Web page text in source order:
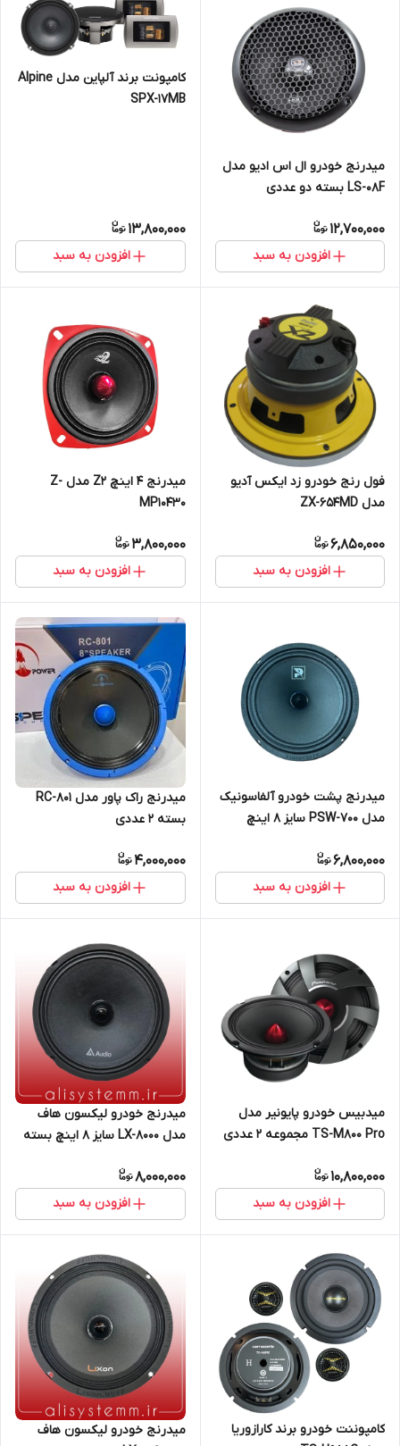
میدرنج خودرو ال اس ادیو مدل
LS-08F بسته دو عددی
12,700,000
افزودن به سبد
کامپونت برند آلپاین مدل Alpine
SPX-17MB
13,800,000
افزودن به سبد
فول رنج خودرو زد ایکس آدیو
مدل ZX-654MD
6,850,000
افزودن به سبد
میدرنج 4 اینچ Z2 مدل Z-
MP10430
3,800,000
افزودن به سبد
میدرنج پشت خودرو آلفاسونیک
مدل PSW-700 سایز 8 اینچ
6,800,000
افزودن به سبد
میدرنج راک پاور مدل RC-801
بسته 2 عددی
4,000,000
افزودن به سبد
میدبیس خودرو پایونیر مدل
TS-M800 Pro مجموعه 2 عددی
10,800,000
افزودن به سبد
میدرنج خودرو لیکسون هاف
مدل LX-8000 سایز 8 اینچ بسته
8,000,000
افزودن به سبد
کامپوننت خودرو برند کارازوریا
میدرنج خودرو لیکسون هاف